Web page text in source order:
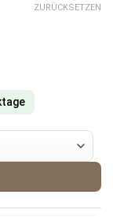
ZURÜCKSETZEN
Menge